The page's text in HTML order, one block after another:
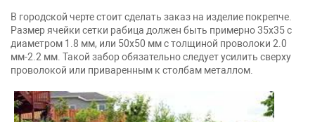
55*55 проволока 2,5 мм ;
1,5*10 м
55*55 проволока 2,5 мм ;
1,5*10 м
55*55 проволока 2,6 мм ;
1,5*10 м
55*55 проволока 2,6 мм ;
В городской черте стоит сделать заказ на изделие покрепче.
Размер ячейки сетки рабица должен быть примерно 35х35 с
диаметром 1.8 мм, или 50х50 мм с толщиной проволоки 2.0
мм-2.2 мм. Такой забор обязательно следует усилить сверху
проволокой или приваренным к столбам металлом.